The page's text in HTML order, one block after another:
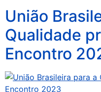
União
Qualidade
Encontro